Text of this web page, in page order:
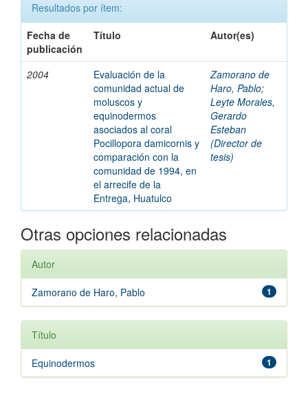
Resultados por ítem:
Fecha de
publicación
Título Autor(es)
2004
Evaluación de la
comunidad actual de
moluscos y
equinodermos
asociados al coral
Pocillopora damicornis y
comparación con la
comunidad de 1994, en
el arrecife de la
Entrega, Huatulco
Zamorano de
Haro, Pablo;
Leyte Morales,
Gerardo
Esteban
(Director de
tesis)
Otras opciones relacionadas
Autor
1
Zamorano de Haro, Pablo
Título
1
Equinodermos